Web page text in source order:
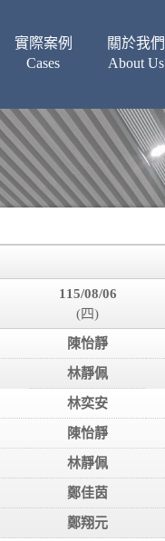
實際案例
Cases
關於我們
About Us
115/08/06
(四)
陳怡靜
林靜佩
林奕安
陳怡靜
林靜佩
鄭佳茵
鄭翔元